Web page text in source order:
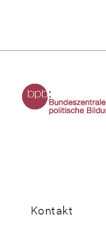
Kontakt